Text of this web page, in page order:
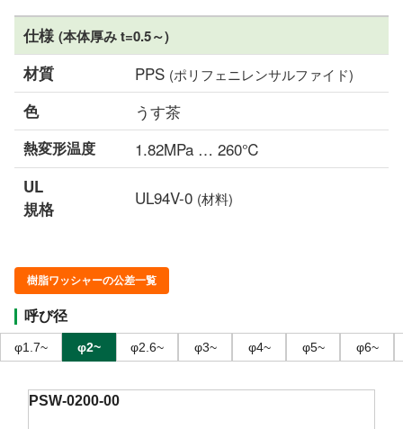
仕様(本体厚み t=0.5～)
材質 PPS (ポリフェニレンサルファイド)
色 うす茶
熱変形温度 1.82MPa … 260℃
UL
規格
UL94V-0 (材料)
樹脂ワッシャーの公差一覧
呼び径
φ1.7~ φ2~ φ2.6~ φ3~ φ4~ φ5~ φ6~
PSW-0200-00